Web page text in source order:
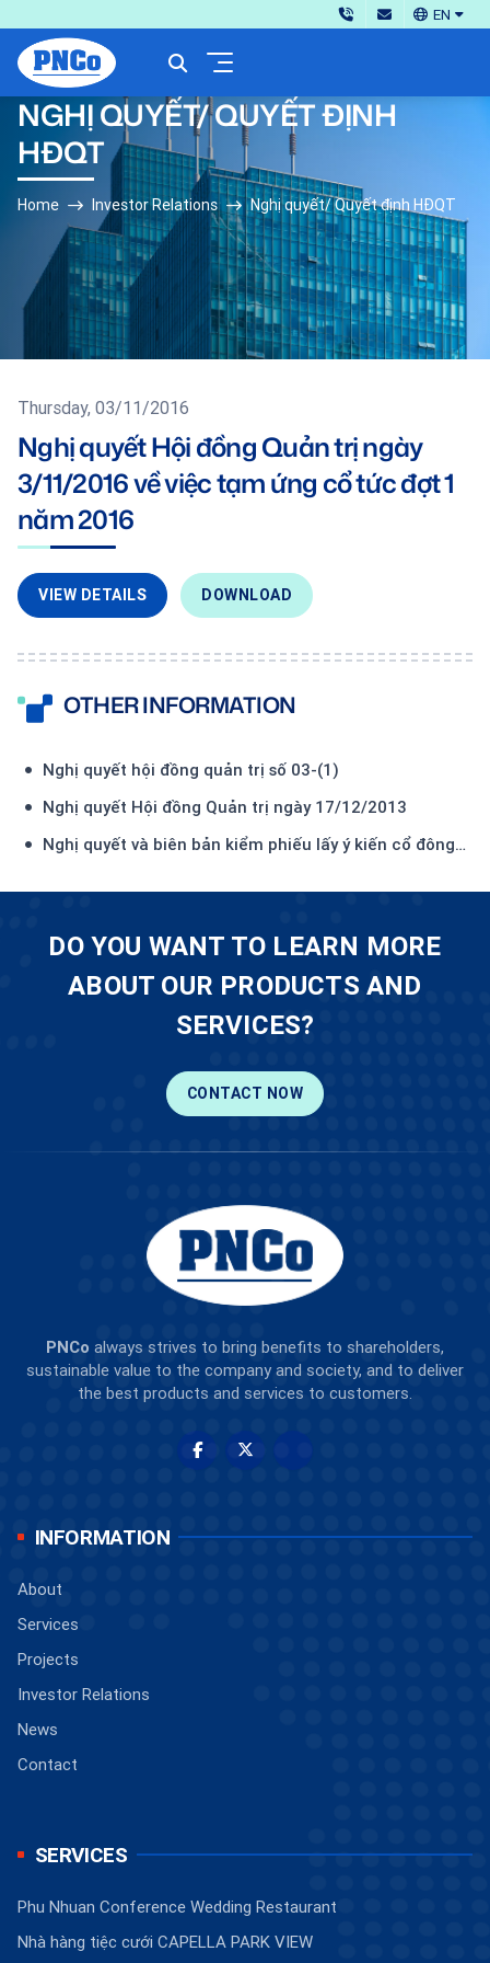
EN
NGHỊ QUYẾT/ QUYẾT ĐỊNH
HĐQT
Home Investor Relations Nghị quyết/ Quyết định HĐQT
Thursday, 03/11/2016
Nghị quyết Hội đồng Quản trị ngày
3/11/2016 về việc tạm ứng cổ tức đợt 1
năm 2016
VIEW DETAILS DOWNLOAD
OTHER INFORMATION
Nghị quyết hội đồng quản trị số 03-(1)
Nghị quyết Hội đồng Quản trị ngày 17/12/2013
Nghị quyết và biên bản kiểm phiếu lấy ý kiến cổ đông
DO YOU WANT TO LEARN MORE
ABOUT OUR PRODUCTS AND
SERVICES?
CONTACT NOW
PNCo always strives to bring benefits to shareholders,
sustainable value to the company and society, and to deliver
the best products and services to customers.
INFORMATION
About
Services
Projects
Investor Relations
News
Contact
SERVICES
Phu Nhuan Conference Wedding Restaurant
Nhà hàng tiệc cưới CAPELLA PARK VIEW